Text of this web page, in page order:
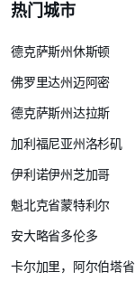
热门城市
德克萨斯州休斯顿
佛罗里达州迈阿密
德克萨斯州达拉斯
加利福尼亚州洛杉矶
伊利诺伊州芝加哥
魁北克省蒙特利尔
安大略省多伦多
卡尔加里，阿尔伯塔省